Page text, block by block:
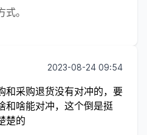
。
2023-08-24 09:54
和采购退货没有对冲的，要
和啥能对冲，这个倒是挺
楚的